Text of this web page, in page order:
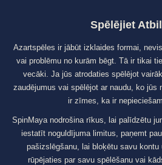
Spēlējiet
Azartspēles ir jābūt izklaides formai,
vai problēmu no kurām bēgt. Tā ir tikai
vecāki. Ja jūs atrodaties spēlējot
zaudējumus vai spēlējot ar naudu, ko jūs
ir zīmes, ka ir
SpinMaya nodrošina rīkus, lai palīdzētu
iestatīt noguldījuma limitus, paņemt
pašizslēgšanu, lai bloķētu savu
rūpējaties par savu spēlēšanu vai